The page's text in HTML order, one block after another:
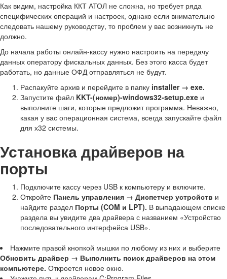
Как видим, настройка ККТ АТОЛ не сложна, но требует ряда
специфических операций и настроек, однако если внимательно
следовать нашему руководству, то проблем у вас возникнуть не
должно.
До начала работы онлайн-кассу нужно настроить на передачу
данных оператору фискальных данных. Без этого касса будет
работать, но данные ОФД отправляться не будут.
Распакуйте архив и перейдите в папку installer → exe.
Запустите файл KKT-(номер)-windows32-setup.exe и
выполните шаги, которые предложит программа. Неважно,
какая у вас операционная система, всегда запускайте файл
для х32 системы.
Установка драйверов на
порты
Подключите кассу через USB к компьютеру и включите.
Откройте Панель управления → Диспетчер устройств и
найдите раздел Порты (COM и LPT). В выпадающем списке
раздела вы увидите два драйвера с названием «Устройство
последовательного интерфейса USB».
Нажмите правой кнопкой мышки по любому из них и выберите
Обновить драйвер → Выполнить поиск драйверов на этом
компьютере. Откроется новое окно.